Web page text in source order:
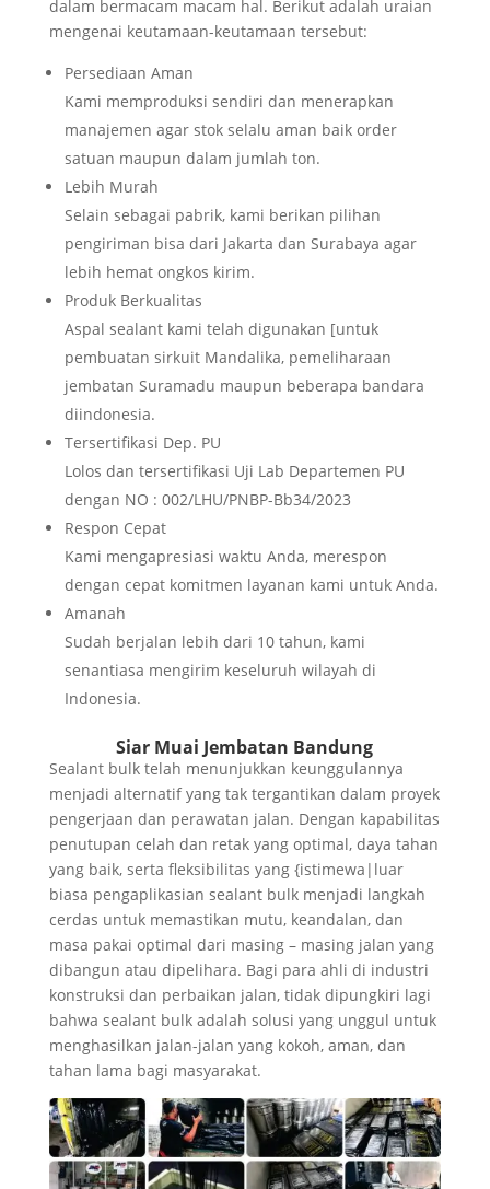
dalam bermacam macam hal. Berikut adalah uraian
mengenai keutamaan-keutamaan tersebut:
Persediaan Aman
Kami memproduksi sendiri dan menerapkan
manajemen agar stok selalu aman baik order
satuan maupun dalam jumlah ton.
Lebih Murah
Selain sebagai pabrik, kami berikan pilihan
pengiriman bisa dari Jakarta dan Surabaya agar
lebih hemat ongkos kirim.
Produk Berkualitas
Aspal sealant kami telah digunakan [untuk
pembuatan sirkuit Mandalika, pemeliharaan
jembatan Suramadu maupun beberapa bandara
diindonesia.
Tersertifikasi Dep. PU
Lolos dan tersertifikasi Uji Lab Departemen PU
dengan NO : 002/LHU/PNBP-Bb34/2023
Respon Cepat
Kami mengapresiasi waktu Anda, merespon
dengan cepat komitmen layanan kami untuk Anda.
Amanah
Sudah berjalan lebih dari 10 tahun, kami
senantiasa mengirim keseluruh wilayah di
Indonesia.
Siar Muai Jembatan Bandung
Sealant bulk telah menunjukkan keunggulannya
menjadi alternatif yang tak tergantikan dalam proyek
pengerjaan dan perawatan jalan. Dengan kapabilitas
penutupan celah dan retak yang optimal, daya tahan
yang baik, serta fleksibilitas yang {istimewa|luar
biasa pengaplikasian sealant bulk menjadi langkah
cerdas untuk memastikan mutu, keandalan, dan
masa pakai optimal dari masing – masing jalan yang
dibangun atau dipelihara. Bagi para ahli di industri
konstruksi dan perbaikan jalan, tidak dipungkiri lagi
bahwa sealant bulk adalah solusi yang unggul untuk
menghasilkan jalan-jalan yang kokoh, aman, dan
tahan lama bagi masyarakat.